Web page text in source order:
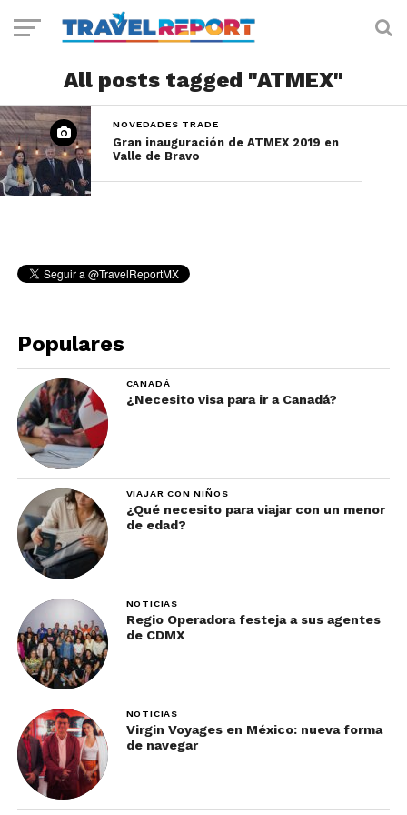
All posts tagged "ATMEX"
NOVEDADES TRADE
Gran inauguración de ATMEX 2019 en
Valle de Bravo
Populares
CANADÁ
¿Necesito visa para ir a Canadá?
VIAJAR CON NIÑOS
¿Qué necesito para viajar con un menor
de edad?
NOTICIAS
Regio Operadora festeja a sus agentes
de CDMX
NOTICIAS
Virgin Voyages en México: nueva forma
de navegar